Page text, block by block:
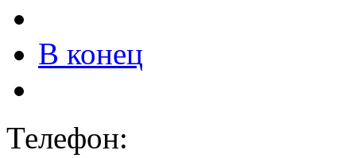
В конец
Телефон: